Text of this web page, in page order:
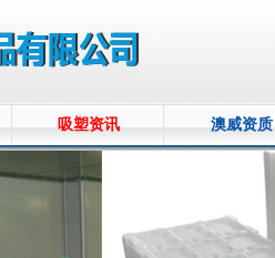
吸塑资讯 澳威资质